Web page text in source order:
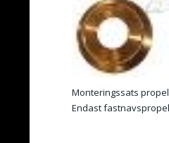
Monteringssats
Endast